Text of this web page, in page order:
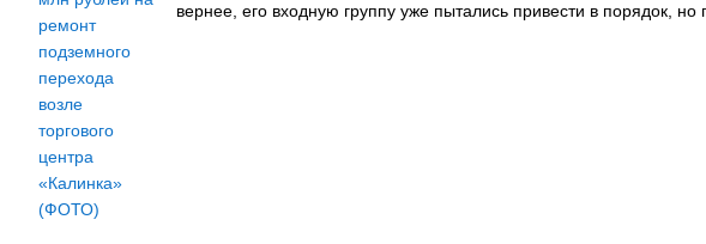
вернее, его входную группу уже пытались привести в порядок,